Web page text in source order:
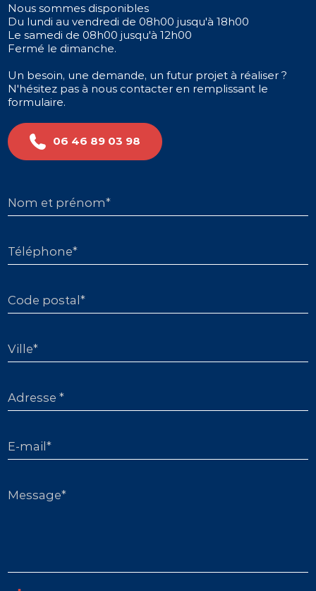
Nom et prénom*
Téléphone*
Code postal*
Ville*
Adresse *
E-mail*
Message*
Nous sommes disponibles
Du lundi au vendredi de 08h00 jusqu'à 18h00
Le samedi de 08h00 jusqu'à 12h00
Fermé le dimanche.
Un besoin, une demande, un futur projet à réaliser ?
N'hésitez pas à nous contacter en remplissant le
formulaire.
06 46 89 03 98